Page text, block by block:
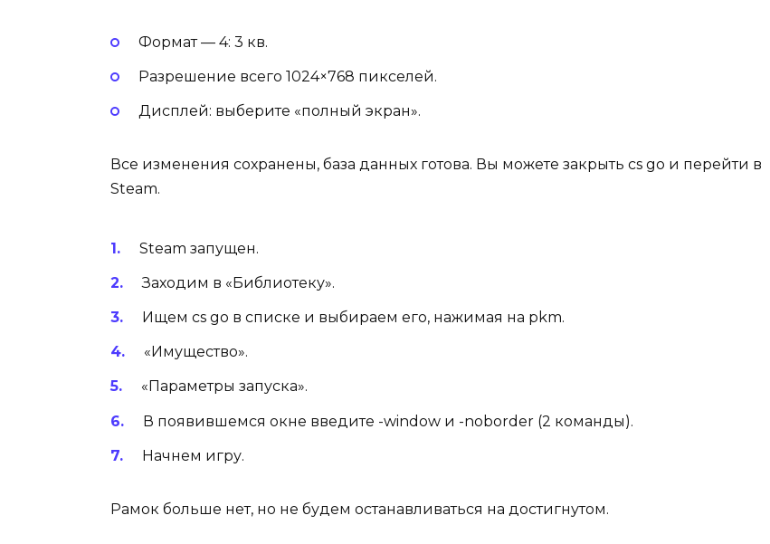
Формат — 4: 3 кв.
Разрешение всего 1024×768 пикселей.
Дисплей: выберите «полный экран».
Все изменения сохранены, база данных готова. Вы можете закрыть cs go и перейти в
Steam.
Steam запущен.
Заходим в «Библиотеку».
Ищем cs go в списке и выбираем его, нажимая на pkm.
«Имущество».
«Параметры запуска».
В появившемся окне введите -window и -noborder (2 команды).
Начнем игру.
Рамок больше нет, но не будем останавливаться на достигнутом.